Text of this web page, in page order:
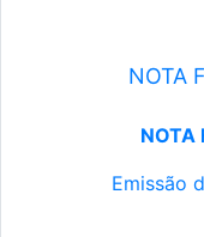
NOTA
NOTA
Emissão